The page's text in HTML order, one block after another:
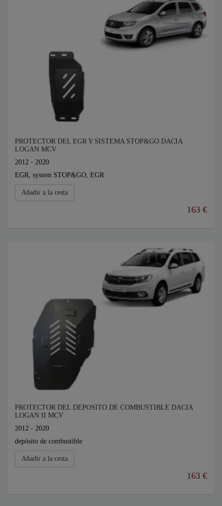
PROTECTOR DEL EGR Y SISTEMA STOP&GO DACIA
LOGAN MCV
2012 - 2020
EGR, system STOP&GO, EGR
Añadir a la cesta
163 €
PROTECTOR DEL DEPOSITO DE COMBUSTIBLE DACIA
LOGAN II MCV
2012 - 2020
depósito de combustible
Añadir a la cesta
163 €